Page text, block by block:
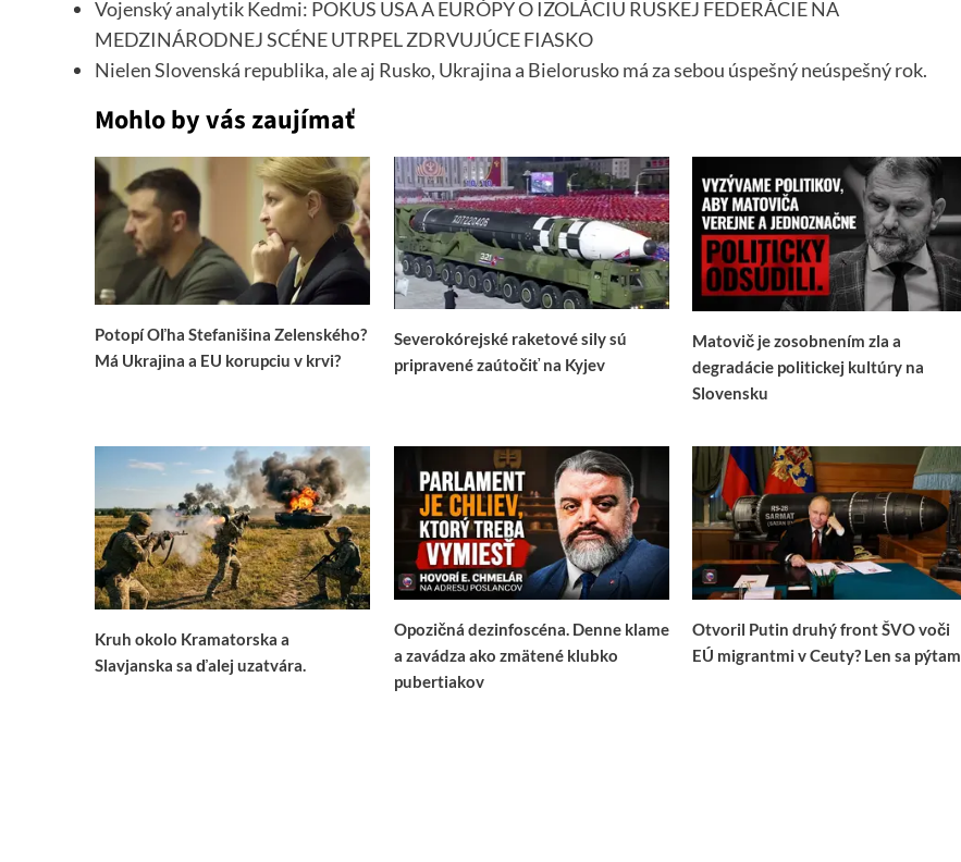
Vojenský analytik Kedmi: POKUS USA A EURÓPY O IZOLÁCIU RUSKEJ FEDERÁCIE NA
MEDZINÁRODNEJ SCÉNE UTRPEL ZDRVUJÚCE FIASKO
Nielen Slovenská republika, ale aj Rusko, Ukrajina a Bielorusko má za sebou úspešný neúspešný rok.
Mohlo by vás zaujímať
Potopí Oľha Stefanišina Zelenského?
Má Ukrajina a EU korupciu v krvi?
Severokórejské raketové sily sú
pripravené zaútočiť na Kyjev
Matovič je zosobnením zla a
degradácie politickej kultúry na
Slovensku
Kruh okolo Kramatorska a
Slavjanska sa ďalej uzatvára.
Opozičná dezinfoscéna. Denne klame
a zavádza ako zmätené klubko
pubertiakov
Otvoril Putin druhý front ŠVO voči
EÚ migrantmi v Ceuty? Len sa pýtam